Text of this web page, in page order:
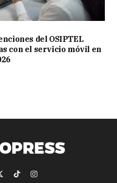
del OSIPTEL
con el servicio móvil en
TikTokInstagram